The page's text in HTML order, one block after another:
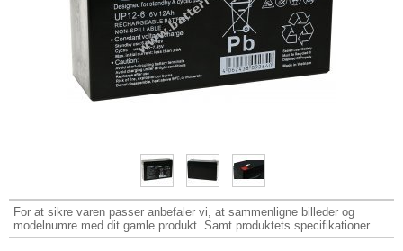
For at sikre varen passer anbefaler vi, at sammenligne billeder og
modelnumre med dit gamle produkt. Samt produktets specifikationer.